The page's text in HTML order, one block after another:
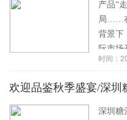
产品“
局……
背景下
际市场
言，第
时间：
欢迎品鉴秋季盛宴/深圳
深圳糖